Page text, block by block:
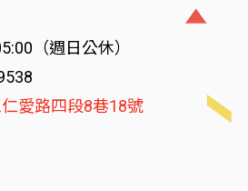
（週日公休）
愛路四段8巷18號